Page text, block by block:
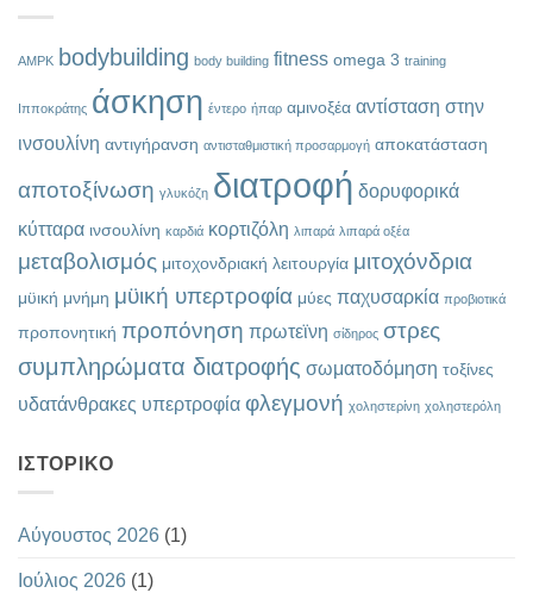
AMPK bodybuilding body building fitness omega 3 training
Ιπποκράτης άσκηση έντερο ήπαρ αμινοξέα αντίσταση στην
ινσουλίνη αντιγήρανση αντισταθμιστική προσαρμογή αποκατάσταση
αποτοξίνωση γλυκόζη διατροφή δορυφορικά
κύτταρα ινσουλίνη καρδιά κορτιζόλη λιπαρά λιπαρά οξέα
μεταβολισμός μιτοχονδριακή λειτουργία μιτοχόνδρια
μϋική μνήμη μϋική υπερτροφία μύες παχυσαρκία προβιοτικά
προπονητική προπόνηση πρωτεϊνη σίδηρος στρες
συμπληρώματα διατροφής σωματοδόμηση τοξίνες
υδατάνθρακες υπερτροφία φλεγμονή χοληστερίνη χοληστερόλη
ΙΣΤΟΡΙΚΌ
Αύγουστος 2026 (1)
Ιούλιος 2026 (1)